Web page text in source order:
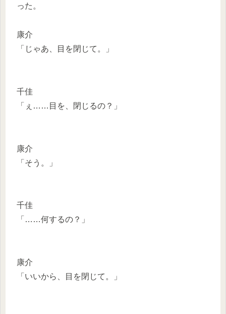
った。
康介
「じゃあ、目を閉じて。」
千佳
「ぇ……目を、閉じるの？」
康介
「そう。」
千佳
「……何するの？」
康介
「いいから、目を閉じて。」